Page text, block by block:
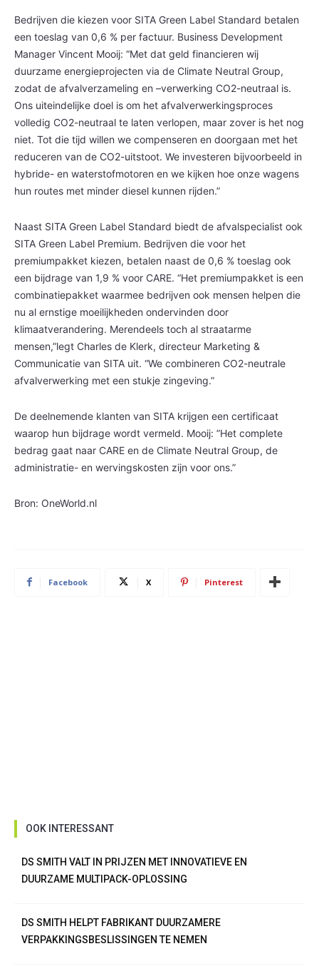
Bedrijven die kiezen voor SITA Green Label Standard betalen
een toeslag van 0,6 % per factuur. Business Development
Manager Vincent Mooij: “Met dat geld financieren wij
duurzame energieprojecten via de Climate Neutral Group,
zodat de afvalverzameling en –verwerking CO2-neutraal is.
Ons uiteindelijke doel is om het afvalverwerkingsproces
volledig CO2-neutraal te laten verlopen, maar zover is het nog
niet. Tot die tijd willen we compenseren en doorgaan met het
reduceren van de CO2-uitstoot. We investeren bijvoorbeeld in
hybride- en waterstofmotoren en we kijken hoe onze wagens
hun routes met minder diesel kunnen rijden.”
Naast SITA Green Label Standard biedt de afvalspecialist ook
SITA Green Label Premium. Bedrijven die voor het
premiumpakket kiezen, betalen naast de 0,6 % toeslag ook
een bijdrage van 1,9 % voor CARE. “Het premiumpakket is een
combinatiepakket waarmee bedrijven ook mensen helpen die
nu al ernstige moeilijkheden ondervinden door
klimaatverandering. Merendeels toch al straatarme
mensen,”legt Charles de Klerk, directeur Marketing &
Communicatie van SITA uit. “We combineren CO2-neutrale
afvalverwerking met een stukje zingeving.”
De deelnemende klanten van SITA krijgen een certificaat
waarop hun bijdrage wordt vermeld. Mooij: ”Het complete
bedrag gaat naar CARE en de Climate Neutral Group, de
administratie- en wervingskosten zijn voor ons.”
Bron: OneWorld.nl
Facebook X Pinterest
OOK INTERESSANT
DS SMITH VALT IN PRIJZEN MET INNOVATIEVE EN
DUURZAME MULTIPACK-OPLOSSING
DS SMITH HELPT FABRIKANT DUURZAMERE
VERPAKKINGSBESLISSINGEN TE NEMEN